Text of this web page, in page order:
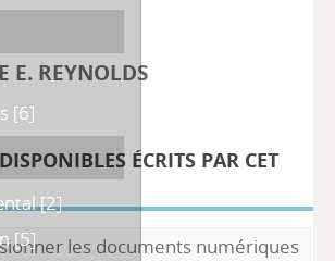
E. REYNOLDS
ÉCRITS PAR CET
les documents numériques
[6]
[2]
[5]